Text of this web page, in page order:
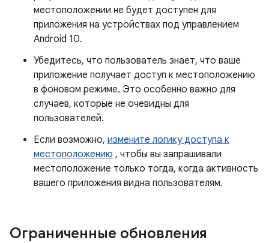
местоположении не будет доступен для
приложения на устройствах под управлением
Android 10.
Убедитесь, что пользователь знает, что ваше
приложение получает доступ к местоположению
в фоновом режиме. Это особенно важно для
случаев, которые не очевидны для
пользователей.
Если возможно, измените логику доступа к
местоположению , чтобы вы запрашивали
местоположение только тогда, когда активность
вашего приложения видна пользователям.
Ограниченные обновления